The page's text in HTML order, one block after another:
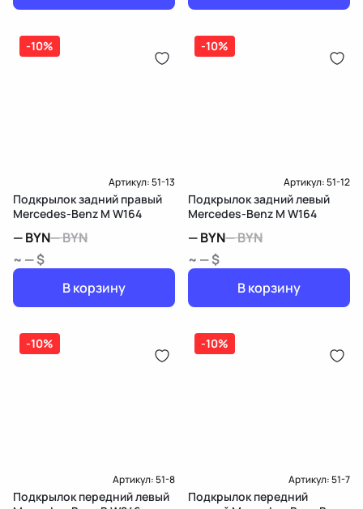
-10%
Артикул:51-13
Подкрылок задний правый
Mercedes-Benz M W164
—BYN—BYN
~ — $
В корзину
-10%
Артикул:51-12
Подкрылок задний левый
Mercedes-Benz M W164
—BYN—BYN
~ — $
В корзину
-10%
Артикул:51-8
Подкрылок передний левый
-10%
Артикул:51-7
Подкрылок передний